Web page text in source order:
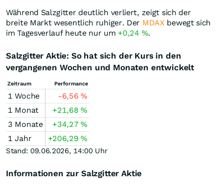
Während Salzgitter deutlich verliert, zeigt sich der
breite Markt wesentlich ruhiger. Der MDAX bewegt sich
im Tagesverlauf heute nur um +0,24 %.
Salzgitter Aktie: So hat sich der Kurs in den
vergangenen Wochen und Monaten entwickelt
Zeitraum Performance
1 Woche -6,56%
1 Monat
+21,68%
3 Monate
+34,27%
1 Jahr
+206,29%
Stand: 09.06.2026, 14:00 Uhr
Informationen zur Salzgitter Aktie